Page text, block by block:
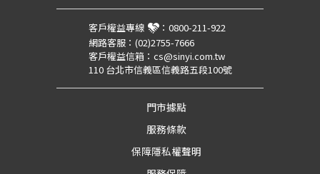
客戶權益專線 ： 0800-211-922
網路客服： (02)2755-7666
客戶權益信箱： cs@sinyi.com.tw
110 台北市信義區信義路五段100號
門市據點
服務條款
保障隱私權聲明